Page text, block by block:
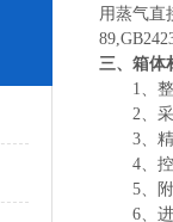
用蒸气直
三、箱体
1、整
2、采
3、精
4、控
5、附
6、进